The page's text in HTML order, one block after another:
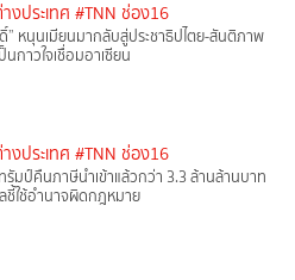
งประเทศ #TNN ช่อง16
”​ หนุนเมียนมากลับสู่ประชาธิปไตย-สันติภาพ
กาวใจเชื่อมอาเซียน
งประเทศ #TNN ช่อง16
รัมป์คืนภาษีนำเข้าแล้วกว่า 3.3 ล้านล้านบาท
ชี้ใช้อำนาจผิดกฎหมาย